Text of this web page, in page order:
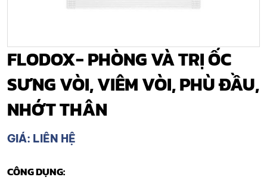
FLODOX- PHÒNG VÀ TRỊ ỐC
SƯNG VÒI, VIÊM VÒI, PHÙ ĐẦU,
NHỚT THÂN
GIÁ: LIÊN HỆ
CÔNG DỤNG: